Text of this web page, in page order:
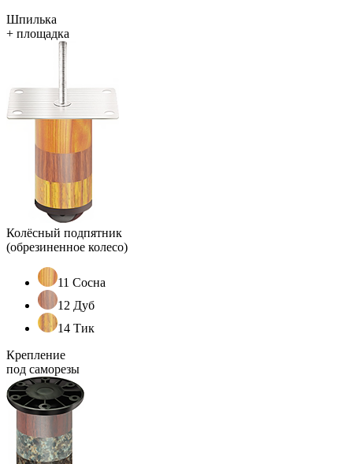
Шпилька
+ площадка
Колёсный подпятник
(обрезиненное колесо)
11 Сосна
12 Дуб
14 Тик
Крепление
под саморезы